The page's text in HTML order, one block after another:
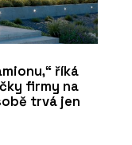
říká
firmy na
trvá jen